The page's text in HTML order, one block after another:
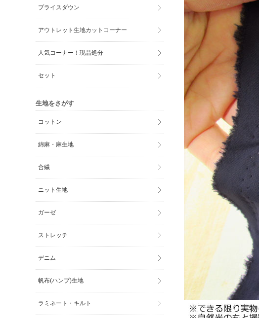
プライスダウン
アウトレット生地カットコーナー
人気コーナー！現品処分
セット
生地をさがす
コットン
綿麻・麻生地
合繊
ニット生地
ガーゼ
ストレッチ
デニム
帆布(ハンプ)生地
ラミネート・キルト